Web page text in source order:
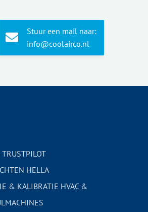
Stuur een mail naar:
info@coolairco.nl
TRUSTPILOT
HELLA
& KALIBRATIE HVAC &